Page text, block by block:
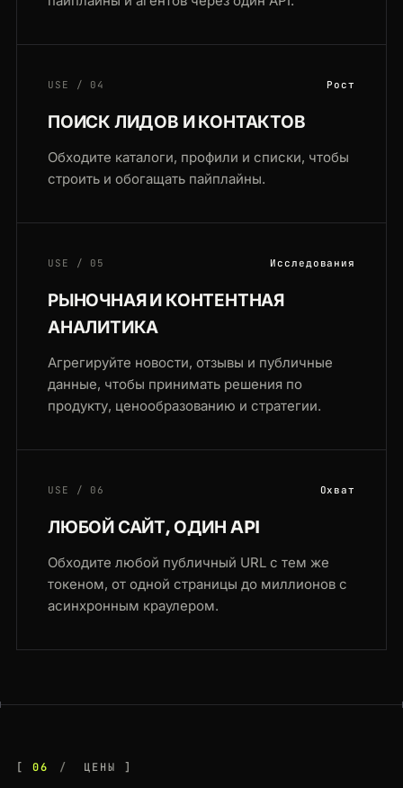
USE / 04 Рост
ПОИСК ЛИДОВ И КОНТАКТОВ
Обходите каталоги, профили и списки, чтобы
строить и обогащать пайплайны.
USE / 05 Исследования
РЫНОЧНАЯ И КОНТЕНТНАЯ
АНАЛИТИКА
Агрегируйте новости, отзывы и публичные
данные, чтобы принимать решения по
продукту, ценообразованию и стратегии.
USE / 06 Охват
ЛЮБОЙ САЙТ, ОДИН API
Обходите любой публичный URL с тем же
токеном, от одной страницы до миллионов с
асинхронным краулером.
06 ЦЕНЫ